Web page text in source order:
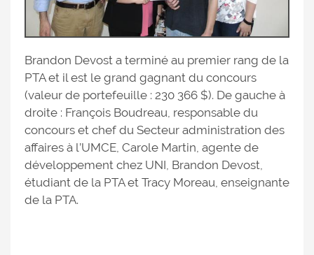
Brandon Devost a terminé au premier rang de la
PTA et il est le grand gagnant du concours
(valeur de portefeuille : 230 366 $). De gauche à
droite : François Boudreau, responsable du
concours et chef du Secteur administration des
affaires à l’UMCE, Carole Martin, agente de
développement chez UNI, Brandon Devost,
étudiant de la PTA et Tracy Moreau, enseignante
de la PTA.